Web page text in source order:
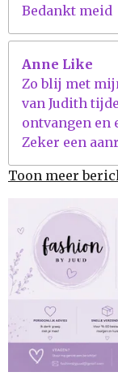
Bedankt meid
Anne Like
Zo blij met
van Judith
ontvangen en
Zeker een
Toon meer